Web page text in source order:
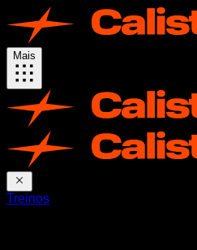
Mais
Treinos